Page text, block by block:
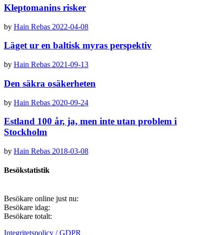
Kleptomanins risker
by Hain Rebas 2022-04-08
Läget ur en baltisk myras perspektiv
by Hain Rebas 2021-09-13
Den säkra osäkerheten
by Hain Rebas 2020-09-24
Estland 100 år, ja, men inte utan problem i
Stockholm
by Hain Rebas 2018-03-08
Besökstatistik
Besökare online just nu:
Besökare idag:
Besökare totalt:
Integritetspolicy / GDPR